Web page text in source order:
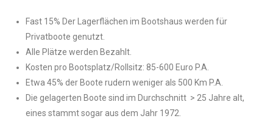
Fast 15% Der Lagerflächen im Bootshaus werden für
Privatboote genutzt.
Alle Plätze werden Bezahlt.
Kosten pro Bootsplatz/Rollsitz: 85-600 Euro P.A.
Etwa 45% der Boote rudern weniger als 500 Km P.A.
Die gelagerten Boote sind im Durchschnitt > 25 Jahre alt,
eines stammt sogar aus dem Jahr 1972.